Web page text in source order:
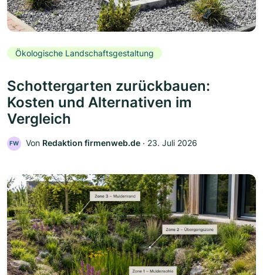
Ökologische Landschaftsgestaltung
Schottergarten zurückbauen:
Kosten und Alternativen im
Vergleich
FW Von Redaktion firmenweb.de ‧ 23. Juli 2026